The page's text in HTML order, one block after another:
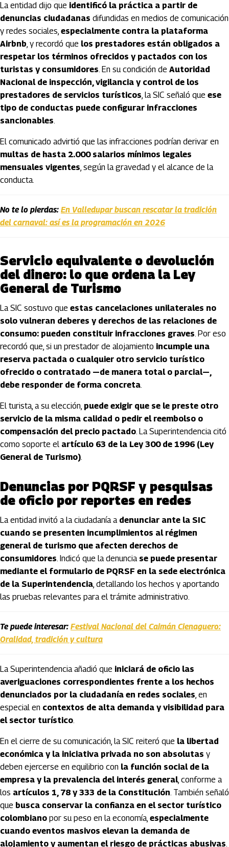
La entidad dijo que identificó la práctica a partir de
denuncias ciudadanas difundidas en medios de comunicación
y redes sociales, especialmente contra la plataforma
Airbnb, y recordó que los prestadores están obligados a
respetar los términos ofrecidos y pactados con los
turistas y consumidores. En su condición de Autoridad
Nacional de inspección, vigilancia y control de los
prestadores de servicios turísticos, la SIC señaló que ese
tipo de conductas puede configurar infracciones
sancionables.
El comunicado advirtió que las infracciones podrían derivar en
multas de hasta 2.000 salarios mínimos legales
mensuales vigentes, según la gravedad y el alcance de la
conducta.
No te lo pierdas: En Valledupar buscan rescatar la tradición
del carnaval: así es la programación en 2026
Servicio equivalente o devolución
del dinero: lo que ordena la Ley
General de Turismo
La SIC sostuvo que estas cancelaciones unilaterales no
solo vulneran deberes y derechos de las relaciones de
consumo: pueden constituir infracciones graves. Por eso
recordó que, si un prestador de alojamiento incumple una
reserva pactada o cualquier otro servicio turístico
ofrecido o contratado —de manera total o parcial—,
debe responder de forma concreta.
El turista, a su elección, puede exigir que se le preste otro
servicio de la misma calidad o pedir el reembolso o
compensación del precio pactado. La Superintendencia citó
como soporte el artículo 63 de la Ley 300 de 1996 (Ley
General de Turismo).
Denuncias por PQRSF y pesquisas
de oficio por reportes en redes
La entidad invitó a la ciudadanía a denunciar ante la SIC
cuando se presenten incumplimientos al régimen
general de turismo que afecten derechos de
consumidores. Indicó que la denuncia se puede presentar
mediante el formulario de PQRSF en la sede electrónica
de la Superintendencia, detallando los hechos y aportando
las pruebas relevantes para el trámite administrativo.
Te puede interesar: Festival Nacional del Caimán Cienaguero:
Oralidad, tradición y cultura
La Superintendencia añadió que iniciará de oficio las
averiguaciones correspondientes frente a los hechos
denunciados por la ciudadanía en redes sociales, en
especial en contextos de alta demanda y visibilidad para
el sector turístico.
En el cierre de su comunicación, la SIC reiteró que la libertad
económica y la iniciativa privada no son absolutas y
deben ejercerse en equilibrio con la función social de la
empresa y la prevalencia del interés general, conforme a
los artículos 1, 78 y 333 de la Constitución. También señaló
que busca conservar la confianza en el sector turístico
colombiano por su peso en la economía, especialmente
cuando eventos masivos elevan la demanda de
alojamiento y aumentan el riesgo de prácticas abusivas.